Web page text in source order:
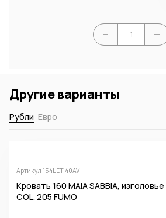
Другие варианты
Рубли Евро
Артикул 154LET.40AV
Кровать 160 MAIA SABBIA, изголовье
COL. 205 FUMO